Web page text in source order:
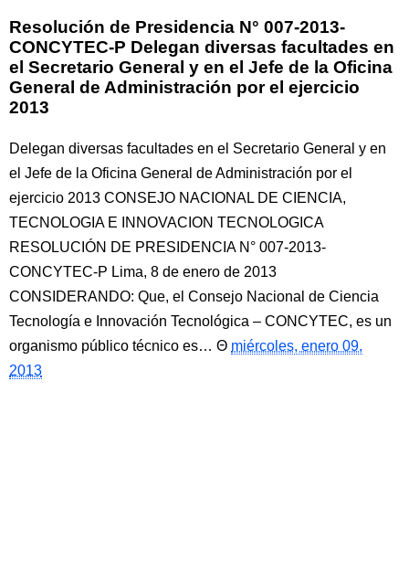
Resolución de Presidencia N° 007-2013-
CONCYTEC-P Delegan diversas facultades en
el Secretario General y en el Jefe de la Oficina
General de Administración por el ejercicio
2013
Delegan diversas facultades en el Secretario General y en
el Jefe de la Oficina General de Administración por el
ejercicio 2013 CONSEJO NACIONAL DE CIENCIA,
TECNOLOGIA E INNOVACION TECNOLOGICA
RESOLUCIÓN DE PRESIDENCIA N° 007-2013-
CONCYTEC-P Lima, 8 de enero de 2013
CONSIDERANDO: Que, el Consejo Nacional de Ciencia
Tecnología e Innovación Tecnológica – CONCYTEC, es un
organismo público técnico es…
miércoles, enero 09,
2013